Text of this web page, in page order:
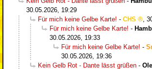
30.05.2026, 19:29
Für mich keine Gelbe Karte! - CHS
Für mich keine Gelbe Karte! -
30.05.2026, 19:33
Für mich keine Gelbe Karte! -
30.05.2026, 19:36
Kein Gelb Rot - Dante lässt grüßen -